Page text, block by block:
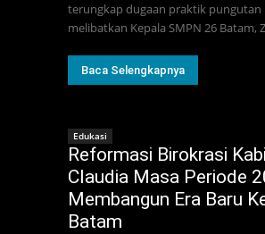
terungkap dugaan praktik pungutan
melibatkan Kepala SMPN 26 Batam,
Baca Selengkapnya
Edukasi
Reformasi Birokrasi
Claudia Masa Periode
Membangun Era Baru
Batam